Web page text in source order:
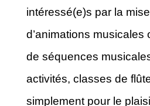
intéressé(e)s par la
d’animations musicales
de séquences
activités, classes de
simplement pour le